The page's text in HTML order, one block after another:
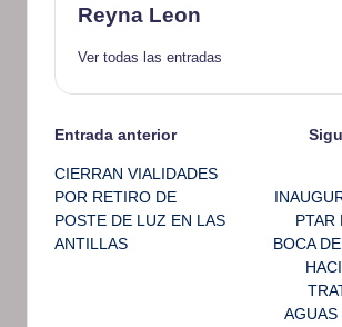
Reyna Leon
Ver todas las entradas
Navegación
de
entradas
Entrada anterior
CIERRAN VIALIDADES
POR RETIRO DE
POSTE DE LUZ EN LAS
ANTILLAS
PTAR
BOCA
AGUAS